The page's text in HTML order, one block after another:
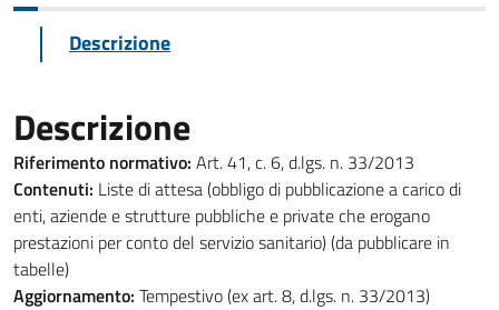
Descrizione
Descrizione
Riferimento normativo: Art. 41, c. 6, d.lgs. n. 33/2013
Contenuti: Liste di attesa (obbligo di pubblicazione a carico di
enti, aziende e strutture pubbliche e private che erogano
prestazioni per conto del servizio sanitario) (da pubblicare in
tabelle)
Aggiornamento: Tempestivo (ex art. 8, d.lgs. n. 33/2013)